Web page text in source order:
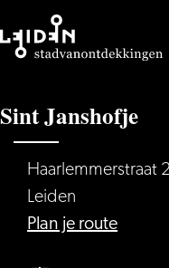
de
Sint Janshofje
Haarlemmerstraat
Leiden
Plan je routenaar